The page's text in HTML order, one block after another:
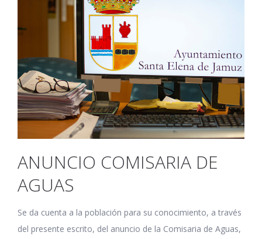
ANUNCIO COMISARIA DE
AGUAS
Se da cuenta a la población para su conocimiento, a través
del presente escrito, del anuncio de la Comisaria de Aguas,